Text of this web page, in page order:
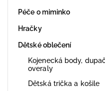
Péče o miminko
Hračky
Dětské oblečení
Kojenecká body,
overaly
Dětská trička a košile